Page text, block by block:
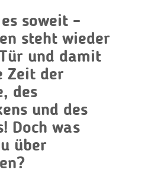
soweit –
steht wieder
und damit
Zeit der
des
und des
Doch was
über